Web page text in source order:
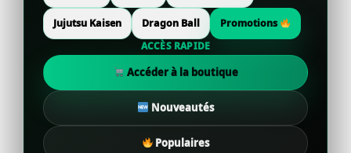
Jujutsu Kaisen Dragon Ball
Promotions
ACCÈS RAPIDE
Accéder à la boutique
Nouveautés
Populaires